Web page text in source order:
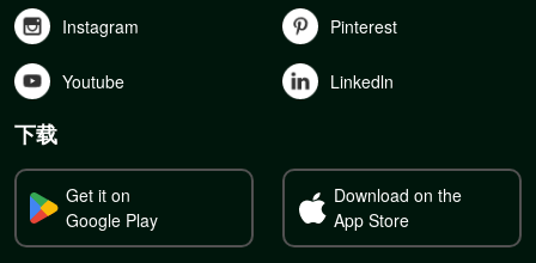
Instagram Pinterest
Youtube Linkedln
下载
Get it on
Google Play
Download on the
App Store